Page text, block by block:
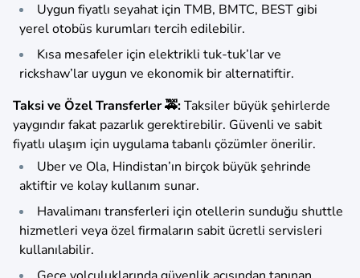
Uygun fiyatlı seyahat için TMB, BMTC, BEST gibi
yerel otobüs kurumları tercih edilebilir.
Kısa mesafeler için elektrikli tuk-tuk’lar ve
rickshaw’lar uygun ve ekonomik bir alternatiftir.
Taksi ve Özel Transferler 🚕:Taksiler büyük şehirlerde
yaygındır fakat pazarlık gerektirebilir. Güvenli ve sabit
fiyatlı ulaşım için uygulama tabanlı çözümler önerilir.
Uber ve Ola, Hindistan’ın birçok büyük şehrinde
aktiftir ve kolay kullanım sunar.
Havalimanı transferleri için otellerin sunduğu shuttle
hizmetleri veya özel firmaların sabit ücretli servisleri
kullanılabilir.